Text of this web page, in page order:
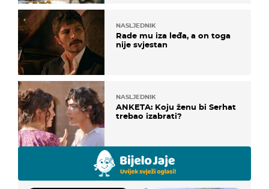
NASLJEDNIK
Rade mu iza leđa, a on toga
nije svjestan
NASLJEDNIK
ANKETA: Koju ženu bi Serhat
trebao izabrati?